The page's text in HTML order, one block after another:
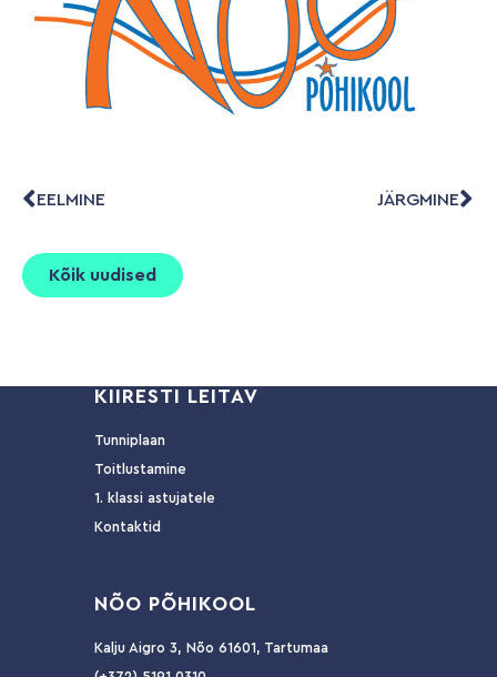
EELMINE JÄRGMINE
Kõik uudised
KIIRESTI LEITAV
Tunniplaan
Toitlustamine
1. klassi astujatele
Kontaktid
NÕO PÕHIKOOL
Kalju Aigro 3, Nõo 61601, Tartumaa